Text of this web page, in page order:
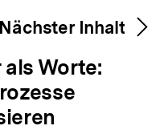
Nächster Inhalt
Worte: